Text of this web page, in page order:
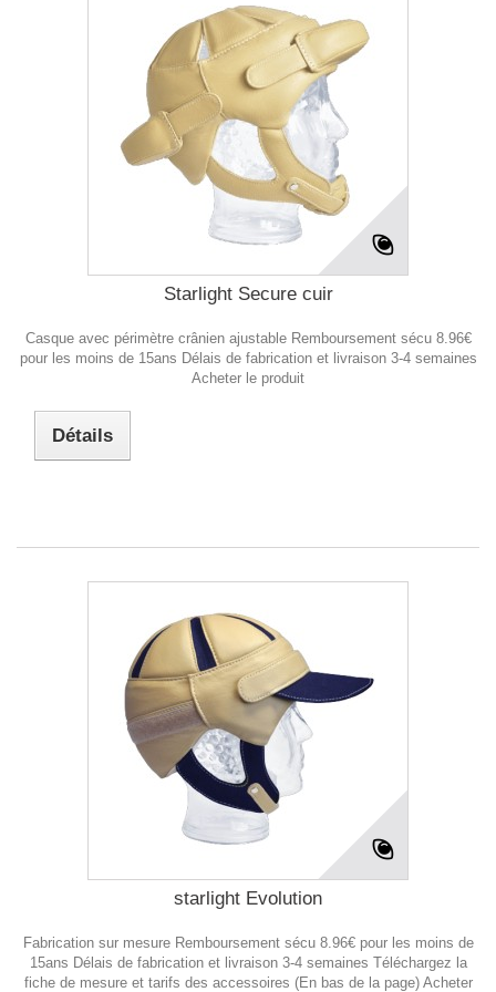
Starlight Secure cuir
Casque avec périmètre crânien ajustable Remboursement sécu 8.96€
pour les moins de 15ans Délais de fabrication et livraison 3-4 semaines
Acheter le produit
Détails
starlight Evolution
Fabrication sur mesure Remboursement sécu 8.96€ pour les moins de
15ans Délais de fabrication et livraison 3-4 semaines Téléchargez la
fiche de mesure et tarifs des accessoires (En bas de la page) Acheter